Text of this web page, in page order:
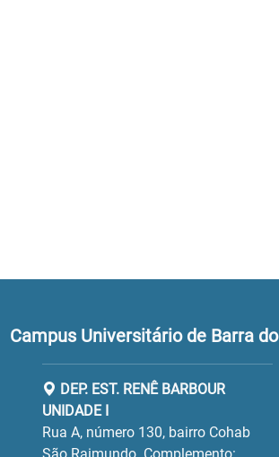
Campus Universitário de Barra
DEP. EST. RENÊ BARBOUR
UNIDADE I
Rua A, número 130, bairro Cohab